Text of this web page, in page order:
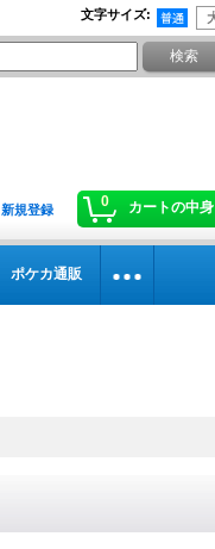
文字サイズ:
0 カートの中身
新規登録
ポケカ通販